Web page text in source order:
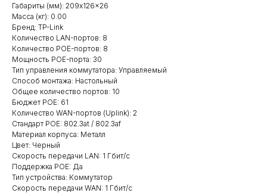
Габариты (мм): 209x126x26
Масса (кг): 0.00
Бренд: TP-Link
Количество LAN-портов: 8
Количество POE-портов: 8
Мощность POE-порта: 30
Тип управления коммутатора: Управляемый
Способ монтажа: Настольный
Общее количество портов: 10
Бюджет POE: 61
Количество WAN-портов (Uplink): 2
Стандарт POE: 802.3at / 802.3af
Материал корпуса: Металл
Цвет: Черный
Скорость передачи LAN: 1 Гбит/с
Поддержка POE: Да
Тип устройства: Коммутатор
Скорость передачи WAN: 1 Гбит/с